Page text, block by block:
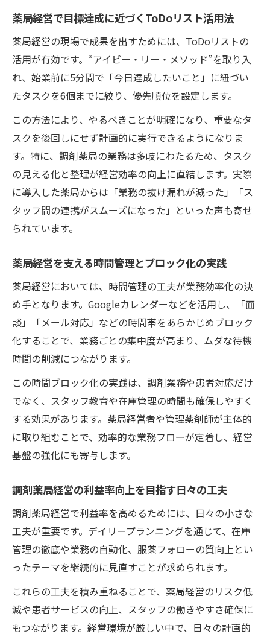
薬局経営で目標達成に近づくToDoリスト活用法
薬局経営の現場で成果を出すためには、ToDoリストの
活用が有効です。“アイビー・リー・メソッド”を取り入
れ、始業前に5分間で「今日達成したいこと」に紐づい
たタスクを6個までに絞り、優先順位を設定します。
この方法により、やるべきことが明確になり、重要なタ
スクを後回しにせず計画的に実行できるようになりま
す。特に、調剤薬局の業務は多岐にわたるため、タスク
の見える化と整理が経営効率の向上に直結します。実際
に導入した薬局からは「業務の抜け漏れが減った」「ス
タッフ間の連携がスムーズになった」といった声も寄せ
られています。
薬局経営を支える時間管理とブロック化の実践
薬局経営においては、時間管理の工夫が業務効率化の決
め手となります。Googleカレンダーなどを活用し、「面
談」「メール対応」などの時間帯をあらかじめブロック
化することで、業務ごとの集中度が高まり、ムダな待機
時間の削減につながります。
この時間ブロック化の実践は、調剤業務や患者対応だけ
でなく、スタッフ教育や在庫管理の時間も確保しやすく
する効果があります。薬局経営者や管理薬剤師が主体的
に取り組むことで、効率的な業務フローが定着し、経営
基盤の強化にも寄与します。
調剤薬局経営の利益率向上を目指す日々の工夫
調剤薬局経営で利益率を高めるためには、日々の小さな
工夫が重要です。デイリープランニングを通じて、在庫
管理の徹底や業務の自動化、服薬フォローの質向上とい
ったテーマを継続的に見直すことが求められます。
これらの工夫を積み重ねることで、薬局経営のリスク低
減や患者サービスの向上、スタッフの働きやすさ確保に
もつながります。経営環境が厳しい中で、日々の計画的